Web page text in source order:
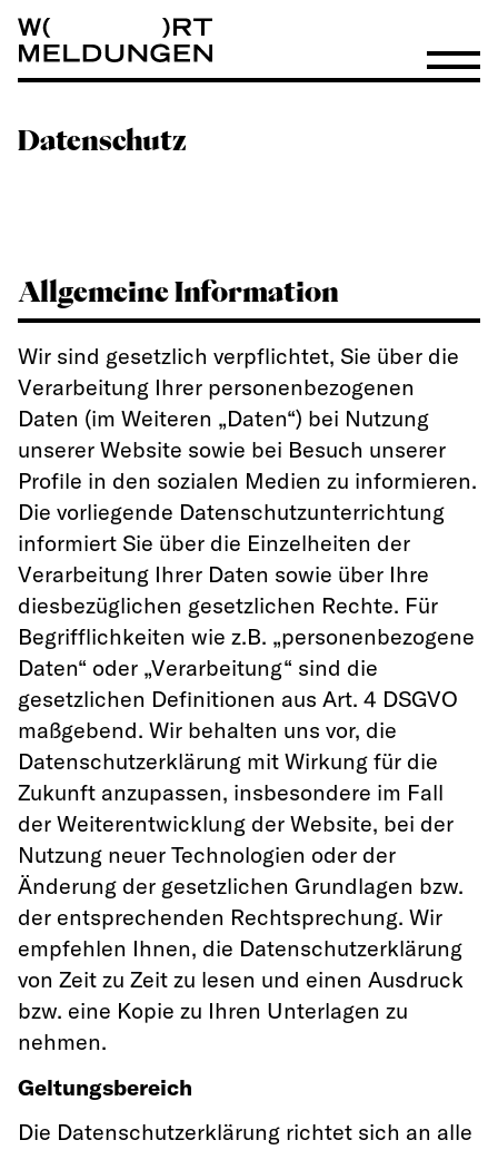
Wortmeldungen
Datenschutz
Allgemeine Information
Wir sind gesetzlich verpflichtet, Sie über die
Verarbeitung Ihrer personenbezogenen
Daten (im Weiteren „Daten“) bei Nutzung
unserer Website sowie bei Besuch unserer
Profile in den sozialen Medien zu informieren.
Die vorliegende Datenschutzunterrichtung
informiert Sie über die Einzelheiten der
Verarbeitung Ihrer Daten sowie über Ihre
diesbezüglichen gesetzlichen Rechte. Für
Begrifflichkeiten wie z.B. „personenbezogene
Daten“ oder „Verarbeitung“ sind die
gesetzlichen Definitionen aus Art. 4 DSGVO
maßgebend. Wir behalten uns vor, die
Datenschutzerklärung mit Wirkung für die
Zukunft anzupassen, insbesondere im Fall
der Weiterentwicklung der Website, bei der
Nutzung neuer Technologien oder der
Änderung der gesetzlichen Grundlagen bzw.
der entsprechenden Rechtsprechung. Wir
empfehlen Ihnen, die Datenschutzerklärung
von Zeit zu Zeit zu lesen und einen Ausdruck
bzw. eine Kopie zu Ihren Unterlagen zu
nehmen.
Geltungsbereich
Die Datenschutzerklärung richtet sich an alle